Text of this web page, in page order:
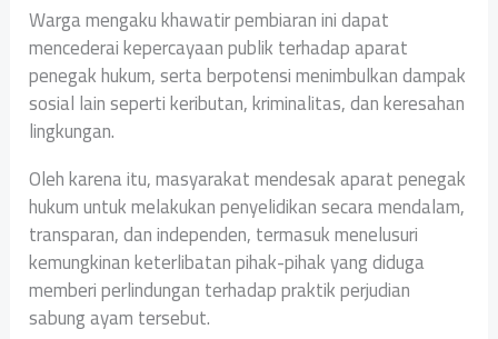
Warga mengaku khawatir pembiaran ini dapat
mencederai kepercayaan publik terhadap aparat
penegak hukum, serta berpotensi menimbulkan dampak
sosial lain seperti keributan, kriminalitas, dan keresahan
lingkungan.
Oleh karena itu, masyarakat mendesak aparat penegak
hukum untuk melakukan penyelidikan secara mendalam,
transparan, dan independen, termasuk menelusuri
kemungkinan keterlibatan pihak-pihak yang diduga
memberi perlindungan terhadap praktik perjudian
sabung ayam tersebut.